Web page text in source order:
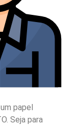
papel
Seja para